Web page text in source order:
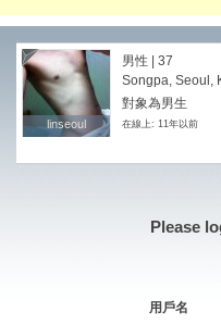
linseoul
linseoul
男性 | 37
Songpa, Seoul,
對象為男生
在線上: 11年以前
Please
用戶名